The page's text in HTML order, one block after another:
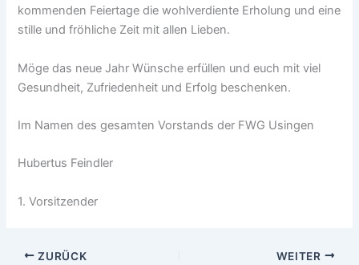
kommenden Feiertage die wohlverdiente Erholung und eine
stille und fröhliche Zeit mit allen Lieben.
Möge das neue Jahr Wünsche erfüllen und euch mit viel
Gesundheit, Zufriedenheit und Erfolg beschenken.
Im Namen des gesamten Vorstands der FWG Usingen
Hubertus Feindler
1. Vorsitzender
ZURÜCK WEITER